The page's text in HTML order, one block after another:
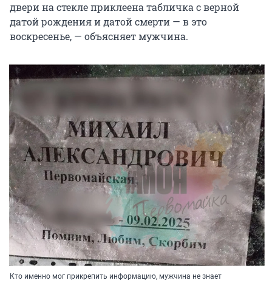
двери на стекле приклеена табличка с верной
датой рождения и датой смерти — в это
воскресенье, — объясняет мужчина.
Кто именно мог прикрепить информацию, мужчина не знает